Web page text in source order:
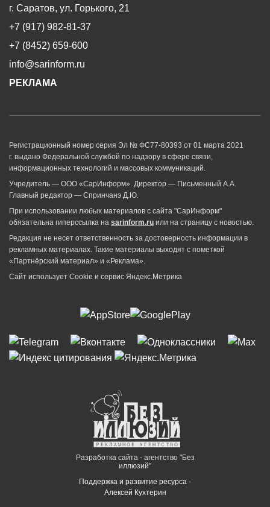
г. Саратов, ул. Горького, 21
+7 (917) 982-81-37
+7 (8452) 659-600
info@sarinform.ru
РЕКЛАМА
Регистрационный номер серия Эл № ФС77-80393 от 01 марта 2021
г. выдано Федеральной службой по надзору в сфере связи,
информационных технологий и массовых коммуникаций.
Учредитель — ООО «СарИнформ». Директор — Письменный А.А.
Главный редактор — Спринчанэ Д.Ю.
При использовании любых материалов с сайта "СарИнформ"
обязательна гиперссылка на sarinform.ru или на страницу с новостью.
Редакция не несет ответственность за достоверность информации в
рекламных материалах. Такие материалы выходят с пометкой
«Партнёрский материал» и «Реклама».
Сайт использует Cookie и сервиc Яндекс.Метрика
Разработка сайта - агентство "Без
иллюзий"
Поддержка и развитие ресурса -
Алексей Кухтерин